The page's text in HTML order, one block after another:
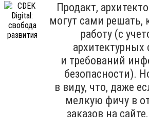
Продакт,
могут сами решать,
работу (с
архитектурных
и требований
безопасности).
в виду, что, даже
мелкую фичу в
заказов на